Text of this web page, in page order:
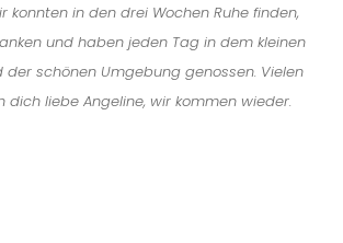
konnten in den drei Wochen Ruhe finden,
und haben jeden Tag in dem kleinen
der schönen Umgebung genossen. Vielen
dich liebe Angeline, wir kommen wieder.